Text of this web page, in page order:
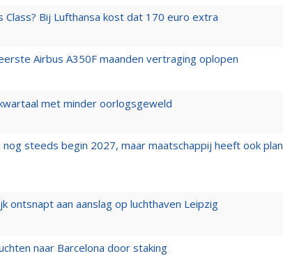
Class? Bij Lufthansa kost dat 170 euro extra
Airbus A350F maanden vertraging oplopen
met minder oorlogsgeweld
nog steeds begin 2027, maar maatschappij heeft ook plan
ontsnapt aan aanslag op luchthaven Leipzig
naar Barcelona door staking